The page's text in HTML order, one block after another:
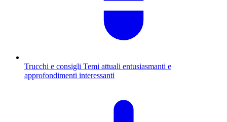
Trucchi e consigli Temi attuali entusiasmanti e
approfondimenti interessanti